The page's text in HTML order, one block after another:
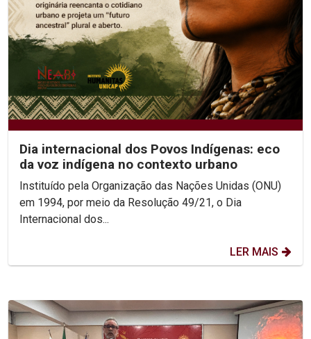
Dia internacional dos Povos Indígenas: eco
da voz indígena no contexto urbano
Instituído pela Organização das Nações Unidas (ONU)
em 1994, por meio da Resolução 49/21, o Dia
Internacional dos...
LER MAIS